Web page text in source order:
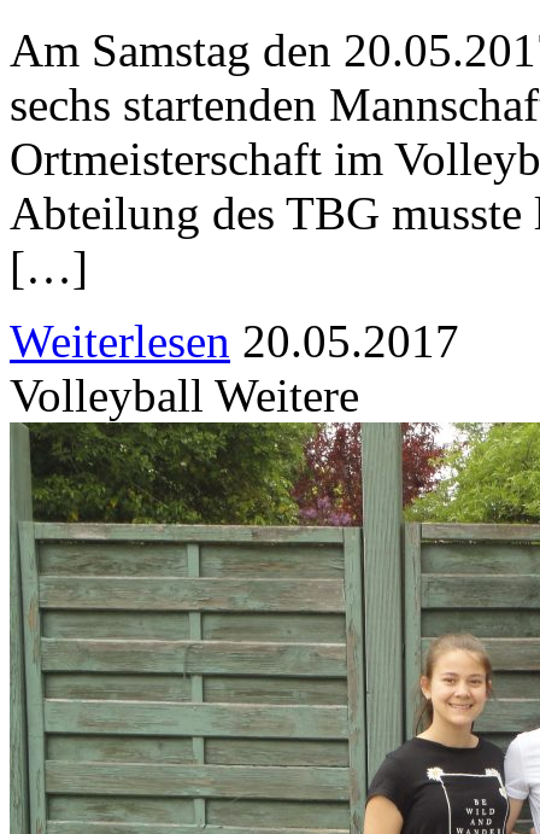
Am Samstag den
sechs startenden
Ortmeisterschaft im
Abteilung des TBG
[…]
Weiterlesen 20.05.2017
Volleyball Weitere